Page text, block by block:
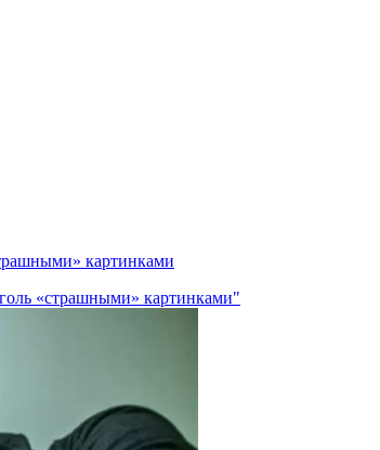
картинками
«страшными» картинками"